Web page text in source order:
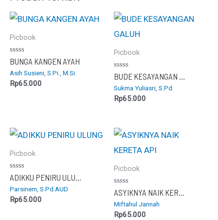
Picbook
Dinilai
0
dari
5
BUNGA KANGEN AYAH
Asih Susieni, S.Pi., M.Si.
Rp65.000
Picbook
Dinilai
0
dari
5
Sukma Yuliasri, S.Pd.
Rp65.000
Picbook
Dinilai
0
dari
5
Parsinem, S.Pd.AUD.
Rp65.000
Picbook
Dinilai
0
dari
5
Miftahul Jannah
Rp65.000